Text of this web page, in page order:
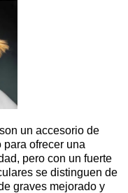
un accesorio de
ofrecer una
pero con un fuerte
se distinguen de
graves mejorado y